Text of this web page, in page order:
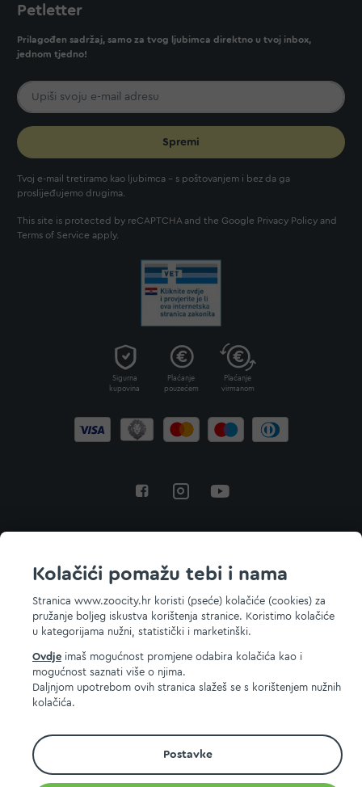
Kolačići pomažu tebi i nama
Stranica www.zoocity.hr koristi (pseće) kolačiće (cookies) za
pružanje boljeg iskustva korištenja stranice. Koristimo kolačiće
u kategorijama nužni, statistički i marketinški.
Ovdje imaš mogućnost promjene odabira kolačića kao i
mogućnost saznati više o njima.
Daljnjom upotrebom ovih stranica slažeš se s korištenjem nužnih
kolačića.
Postavke
Petletter
Prilagođen sadržaj, samo za tvog ljubimca direktno u tvoj inbox,
jednom tjedno!
Spremi
Tvoj e-mail tretiramo kao ljubimca - s poštovanjem i bez da ga
proslijeđujemo drugima.
This site is protected by reCAPTCHA and the Google Privacy Policy and
Terms of Service apply.
Sigurna
kupovina
Plaćanje
pouzećem
Plaćanje
virmanom
© 2026 ZOOCITY. Sva prava zadržana.